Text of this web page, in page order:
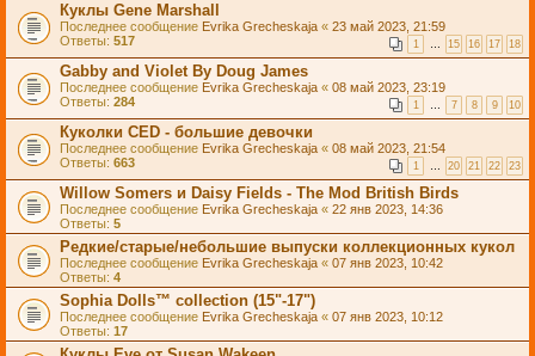
Куклы Gene Marshall
Последнее сообщение Evrika Grecheskaja « 23 май 2023, 21:59
Ответы: 517 1 … 15 16 17 18
Gabby and Violet By Doug James
Последнее сообщение Evrika Grecheskaja « 08 май 2023, 23:19
Ответы: 284 1 … 7 8 9 10
Куколки CED - большие девочки
Последнее сообщение Evrika Grecheskaja « 08 май 2023, 21:54
Ответы: 663 1 … 20 21 22 23
Willow Somers и Daisy Fields - The Mod British Birds
Последнее сообщение Evrika Grecheskaja « 22 янв 2023, 14:36
Ответы: 5
Редкие/старые/небольшие выпуски коллекционных кукол
Последнее сообщение Evrika Grecheskaja « 07 янв 2023, 10:42
Ответы: 4
Sophia Dolls™ collection (15"-17")
Последнее сообщение Evrika Grecheskaja « 07 янв 2023, 10:12
Ответы: 17